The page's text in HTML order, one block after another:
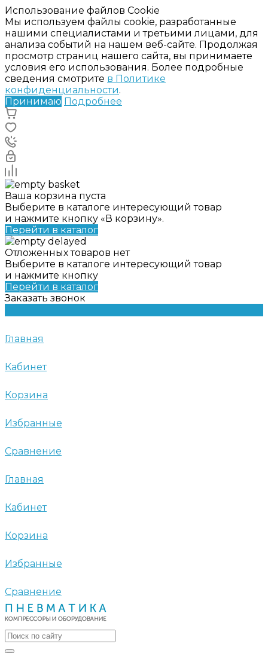
Использование файлов Cookie
Мы используем файлы cookie, разработанные
нашими специалистами и третьими лицами, для
анализа событий на нашем веб-сайте. Продолжая
просмотр страниц нашего сайта, вы принимаете
условия его использования. Более подробные
сведения смотрите в Политике
конфиденциальности.
Принимаю Подробнее
Ваша корзина пуста
Выберите в каталоге интересующий товар
и нажмите кнопку «В корзину».
Перейти в каталог
Отложенных товаров нет
Выберите в каталоге интересующий товар
и нажмите кнопку
Перейти в каталог
Заказать звонок
Главная
Кабинет
Корзина
Избранные
Сравнение
Главная
Кабинет
Корзина
Избранные
Сравнение